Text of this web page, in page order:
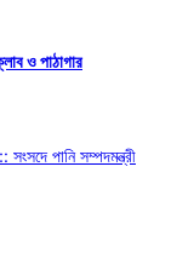
ও পাঠাগার